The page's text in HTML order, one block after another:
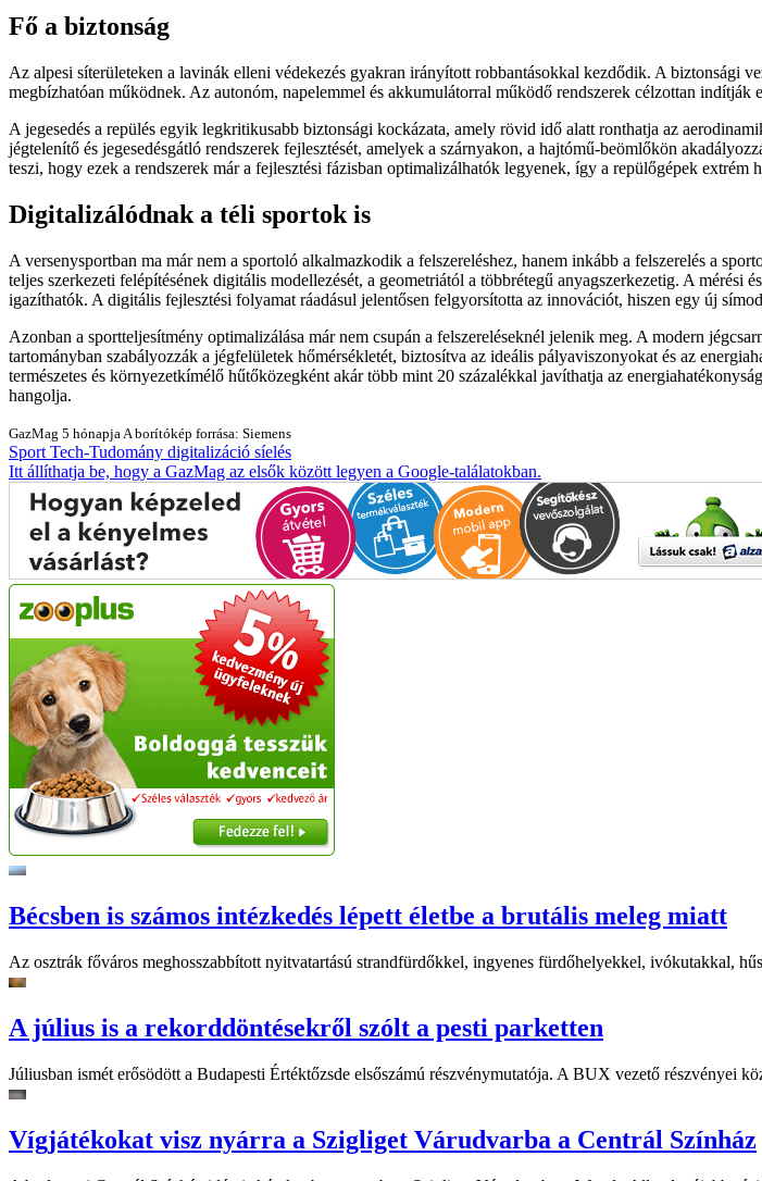
Fő a biztonság
Az alpesi síterületeken a lavinák elleni védekezés gyakran irányított robbantásokkal kezdődik. A biztonsági
megbízhatóan működnek. Az autonóm, napelemmel és akkumulátorral működő rendszerek célzottan indítják
A jegesedés a repülés egyik legkritikusabb biztonsági kockázata, amely rövid idő alatt ronthatja az
jégtelenítő és jegesedésgátló rendszerek fejlesztését, amelyek a szárnyakon, a hajtómű-beömlőkön
teszi, hogy ezek a rendszerek már a fejlesztési fázisban optimalizálhatók legyenek, így a repülőgépek
Digitalizálódnak a téli sportok is
A versenysportban ma már nem a sportoló alkalmazkodik a felszereléshez, hanem inkább a felszerelés a
teljes szerkezeti felépítésének digitális modellezését, a geometriától a többrétegű anyagszerkezetig. A mérési
igazíthatók. A digitális fejlesztési folyamat ráadásul jelentősen felgyorsította az innovációt, hiszen egy új
Azonban a sportteljesítmény optimalizálása már nem csupán a felszereléseknél jelenik meg. A modern
tartományban szabályozzák a jégfelületek hőmérsékletét, biztosítva az ideális pályaviszonyokat és az
természetes és környezetkímélő hűtőközegként akár több mint 20 százalékkal javíthatja az
hangolja.
GazMag 5 hónapjaA borítókép forrása: Siemens
Sport Tech-Tudomány digitalizáció síelés
Itt állíthatja be, hogy a GazMag az elsők között legyen a Google-találatokban.
Bécsben is számos intézkedés lépett életbe a brutális meleg miatt
Az osztrák főváros meghosszabbított nyitvatartású strandfürdőkkel, ingyenes fürdőhelyekkel, ivókutakkal,
A július is a rekorddöntésekről szólt a pesti parketten
Júliusban ismét erősödött a Budapesti Értéktőzsde elsőszámú részvénymutatója. A BUX vezető részvényei
Vígjátékokat visz nyárra a Szigliget Várudvarba a Centrál Színház